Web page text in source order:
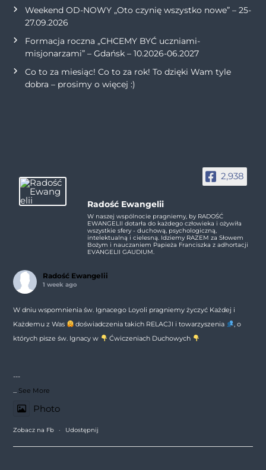
Weekend OD-NOWY „Oto czynię wszystko nowe” – 25-
27.09.2026
Formacja roczna „CHCEMY BYĆ uczniami-
misjonarzami” – Gdańsk – 10.2026-06.2027
Co to za miesiąc! Co to za rok! To dzięki Wam tyle
dobra – prosimy o więcej :)
2,938
Radość Ewangelii
W naszej wspólnocie pragniemy, by RADOŚĆ
EWANGELII dotarła do każdego człowieka i ożywiła
wszystkie sfery - duchową, psychologiczną,
intelektualną i cielesną. Idziemy RAZEM za Słowem
Bożym i nauczaniem Papieża Franciszka z adhortacji
EVANGELII GAUDIUM.
Radość Ewangelii
1 week ago
W dniu wspomnienia św. Ignacego Loyoli pragniemy życzyć Każdej i
Każdemu z Was
doświadczenia takich RELACJI i towarzyszenia
, o
których pisze św. Ignacy w
Ćwiczeniach Duchowych
---
See More
Photo
Zobacz na Fb · Udostępnij